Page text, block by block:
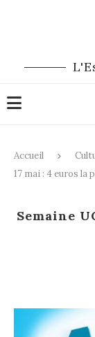
Accueil
17 mai : 4 euros la
Semaine